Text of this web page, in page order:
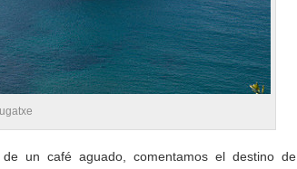
un café aguado, comentamos el destino de